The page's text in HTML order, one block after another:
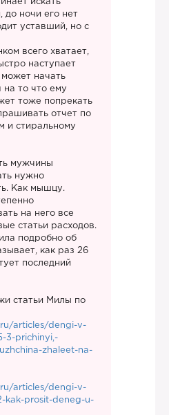
искать
до ночи его нет
уставший, но с
всего хватает,
наступает
начать
на то что ему
тоже попрекать
отчет по
и стиральному
мужчины
нужно
Как мышцу.
на него все
статьи расходов.
подробно об
как раз 26
последний
статьи Милы по
articles/dengi-v-
3-prichinyi,-
zhaleet-na-
articles/dengi-v-
kak-prosit-deneg-u-